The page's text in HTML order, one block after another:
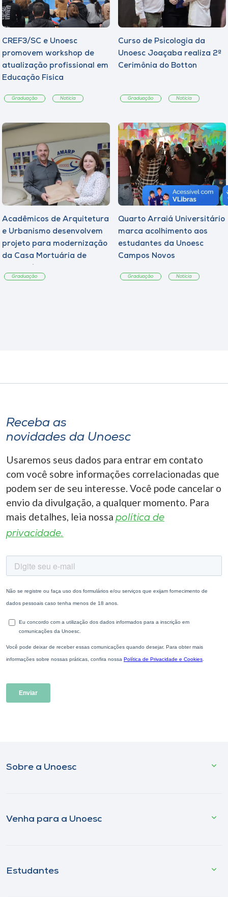
CREF3/SC e Unoesc
promovem workshop de
atualização profissional em
Educação Física
Graduação Notícia
Curso de Psicologia da
Unoesc Joaçaba realiza 2ª
Cerimônia do Botton
Graduação Notícia
Acadêmicos de Arquitetura
e Urbanismo desenvolvem
projeto para modernização
da Casa Mortuária de
Graduação
Quarto Arraiá Universitário
marca acolhimento aos
estudantes da Unoesc
Campos Novos
Graduação Notícia
Receba as
novidades da Unoesc
Usaremos seus dados para entrar em contato
com você sobre informações correlacionadas que
podem ser de seu interesse. Você pode cancelar o
envio da divulgação, a qualquer momento. Para
mais detalhes, leia nossa política de
privacidade.
Sobre a Unoesc
Venha para a Unoesc
Estudantes